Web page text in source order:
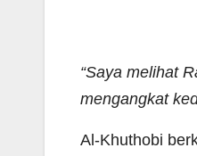
“Saya melihat
mengangkat
Al-Khuthobi